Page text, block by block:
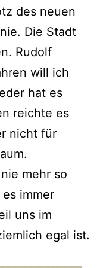
des neuen
Die Stadt
Rudolf
will ich
hat es
reichte es
nicht für
mehr so
immer
uns im
egal ist.